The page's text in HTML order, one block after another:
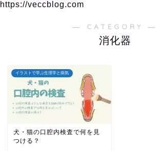
https://veccblog.com
― CATEGORY ―
消化器
イラストで学ぶ生理学と病気
犬・猫の口腔内検査で何を見
つける？